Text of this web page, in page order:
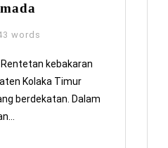
words
kebakaran
Kolaka Timur
berdekatan. Dalam